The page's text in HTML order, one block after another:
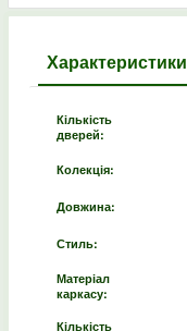
Характеристики
Кількість
дверей:
Колекція:
Довжина:
Стиль:
Матеріал
каркасу:
Кількість